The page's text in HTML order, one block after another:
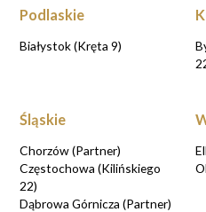
Podlaskie
Białystok (Kręta 9)
Śląskie
Chorzów (Partner)
Częstochowa (Kilińskiego
22)
Dąbrowa Górnicza (Partner)